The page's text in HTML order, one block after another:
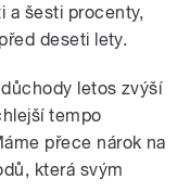
a šesti procenty,
deseti lety.
letos zvýší
tempo
přece nárok na
která svým